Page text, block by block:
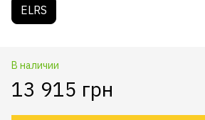
ELRS
В наличии
13 915 грн